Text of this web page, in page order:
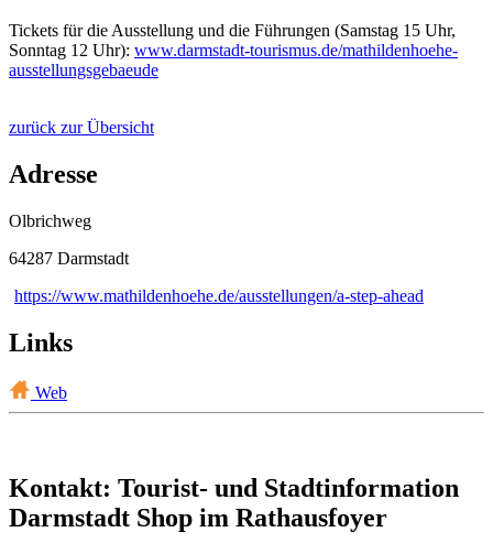
Tickets für die Ausstellung und die Führungen (Samstag 15 Uhr,
Sonntag 12 Uhr): www.darmstadt-tourismus.de/mathildenhoehe-
ausstellungsgebaeude
zurück zur Übersicht
Adresse
Olbrichweg
64287 Darmstadt
https://www.mathildenhoehe.de/ausstellungen/a-step-ahead
Links
Web
Kontakt: Tourist- und Stadtinformation
Darmstadt Shop im Rathausfoyer